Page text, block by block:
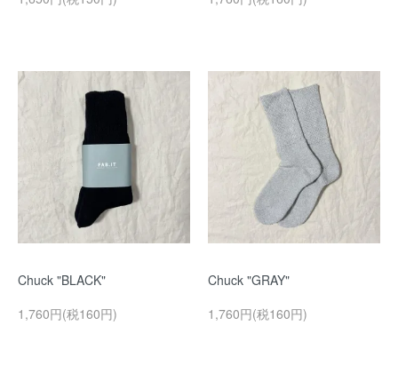
Chuck "BLACK"
1,760円(税160円)
Chuck "GRAY"
1,760円(税160円)